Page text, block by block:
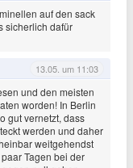
auf den sack
sicherlich dafür
13.05. um 11:03
und den meisten
worden! In Berlin
gut vernetzt, dass
werden und daher
weitgehendst
Tagen bei der